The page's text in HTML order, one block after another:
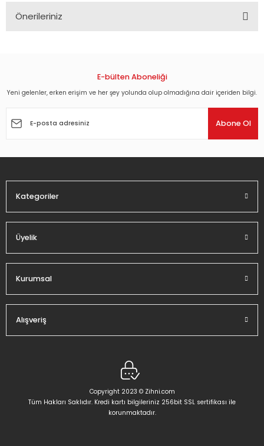
Önerileriniz
Görüş ve önerileriniz için teşekkür ederiz.
Ürün açıklamasında eksik bilgiler bulunuyor.
E-bülten Aboneliği
Yeni gelenler, erken erişim ve her şey yolunda olup olmadığına dair içeriden bilgi.
Abone Ol
Kategoriler
Üyelik
Kurumsal
Alışveriş
Copyright 2023 © Zihni.com
Tüm Hakları Saklıdır. Kredi kartı bilgileriniz 256bit SSL sertifikası ile
korunmaktadır.